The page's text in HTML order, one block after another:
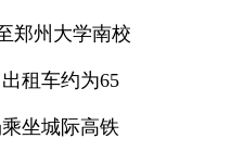
郑州大学南校
租车约为65
坐城际高铁